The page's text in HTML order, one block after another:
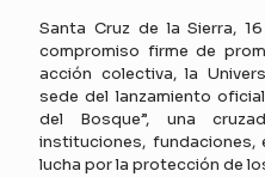
Santa Cruz de la Sierra,
compromiso firme de
acción colectiva, la
sede del lanzamiento
del Bosque”, una
instituciones, fundaciones,
lucha por la protección de